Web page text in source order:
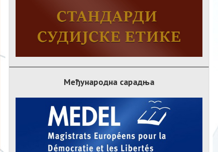
Међународна сарадња